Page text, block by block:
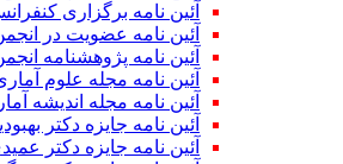
آئین نامه برگزاری
آئین نامه عضویت در انجمن
آئین نامه پژوهشنامه انجمن
آئین نامه مجله علوم آماری
آئین نامه مجله اندیشه
آئین‌ نامه جایزه دکتر
آئین نامه جایزه دکتر عمیدی